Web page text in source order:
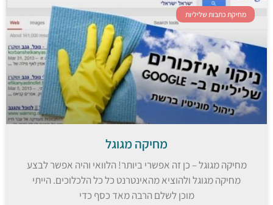
מחיקת כתבות שליליות
מחיקה מגוגל
מחיקה מגוגל – כן זה אפשרי ביותר! הלוואי והיה אפשר לבצע
מחיקה מגוגל ולהוציא מהאינטרנט כל כל הלכלוכים. הייתי
מוכן לשלם הרבה מאד כסף כדי